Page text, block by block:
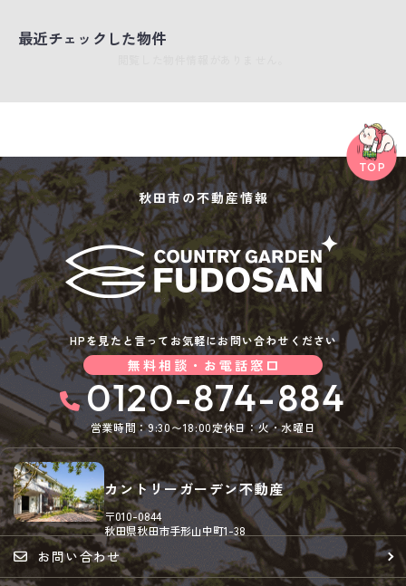
最近チェックした物件
秋田市の不動産情報
HPを見たと言ってお気軽にお問い合わせください
無料相談・お電話窓口
0120-874-884
営業時間：9:30〜18:00定休日：火・水曜日
カントリーガーデン不動産
〒010-0844
秋田県秋田市手形山中町1-38
お問い合わせ